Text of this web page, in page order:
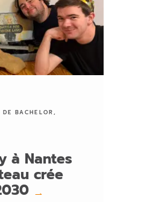
DE BACHELOR,
à Nantes
crée
→